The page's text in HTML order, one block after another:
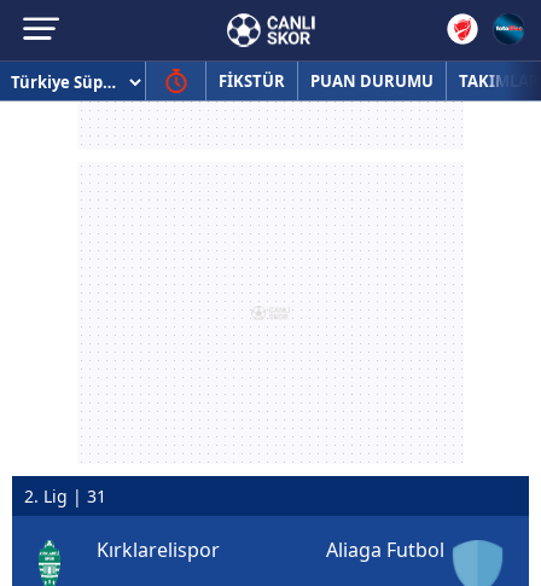
FİKSTÜR PUAN DURUMU TAKIMLAR
2. Lig | 31
Kırklarelispor Aliaga Futbol